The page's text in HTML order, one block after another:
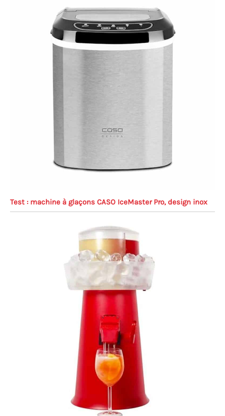
Test : machine à glaçons CASO IceMaster Pro, design inox